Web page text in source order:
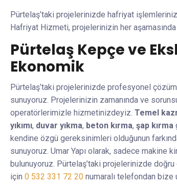
Pürtelaş’taki projelerinizde hafriyat
Hafriyat Hizmeti, projelerinizin her
Pürtelaş Kepçe ve
Ekonomik
Pürtelaş’taki projelerinizde profesyonel
sunuyoruz. Projelerinizin zamanında ve
operatörlerimizle hizmetinizdeyiz. Temel
yıkımı, duvar yıkma, beton kırma, şap kırma
kendine özgü gereksinimleri olduğunun
sunuyoruz. Umar Yapı olarak, sadece makine
bulunuyoruz. Pürtelaş’taki projelerinizde
için 0 532 331 72 20 numaralı telefondan bize